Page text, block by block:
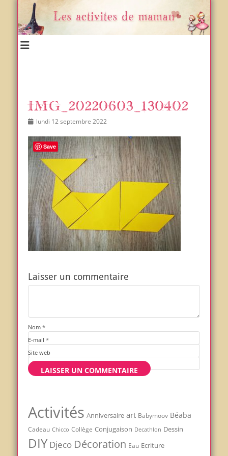
IMG_20220603_130402
Postedlundi 12 septembre 2022
Laisser un commentaire
Nom *
E-mail *
Site web
Activités Anniversaire art Babymoov Béaba
Cadeau Chicco Collège Conjugaison Decathlon Dessin
DIY Djeco Décoration Eau Ecriture
Save